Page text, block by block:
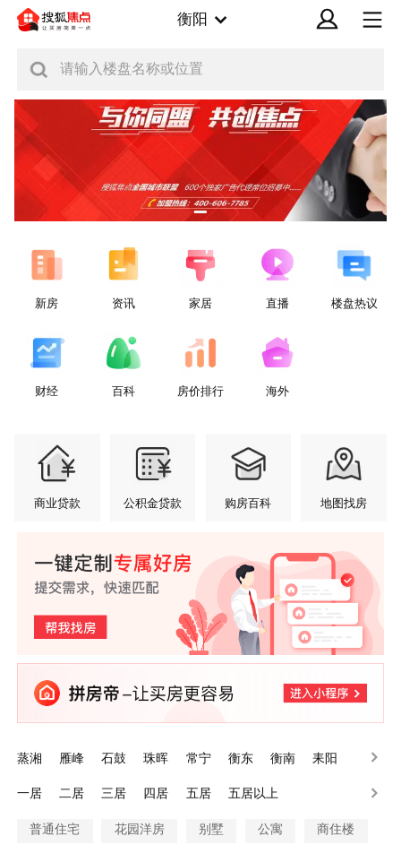
衡阳
请输入楼盘名称或位置
新房 资讯 家居 直播 楼盘热议
财经 百科 房价排行 海外
商业贷款 公积金贷款 购房百科 地图找房
蒸湘 雁峰 石鼓 珠晖 常宁 衡东 衡南
耒阳
一居
二居 三居 四居 五居 五居以上
普通住宅 花园洋房 别墅 公寓 商住楼